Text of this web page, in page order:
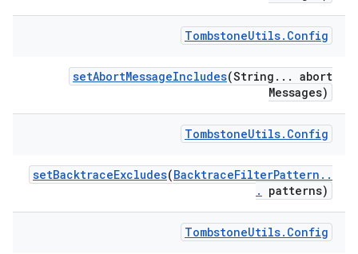
TombstoneUtils. Config
setAbortMessageIncludes(String . . . abort
Messages)
TombstoneUtils. Config
setBacktraceExcludes(BacktraceFilterPattern . .
.
patterns)
TombstoneUtils. Config